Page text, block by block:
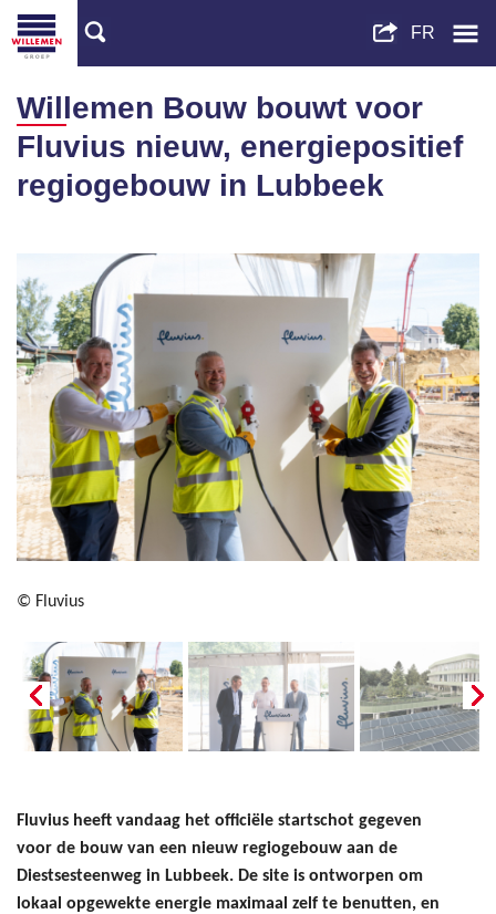
Willemen Bouw bouwt voor
Fluvius nieuw, energiepositief
regiogebouw in Lubbeek
© Fluvius
Fluvius heeft vandaag het officiële startschot gegeven
voor de bouw van een nieuw regiogebouw aan de
Diestsesteenweg in Lubbeek. De site is ontworpen om
lokaal opgewekte energie maximaal zelf te benutten, en